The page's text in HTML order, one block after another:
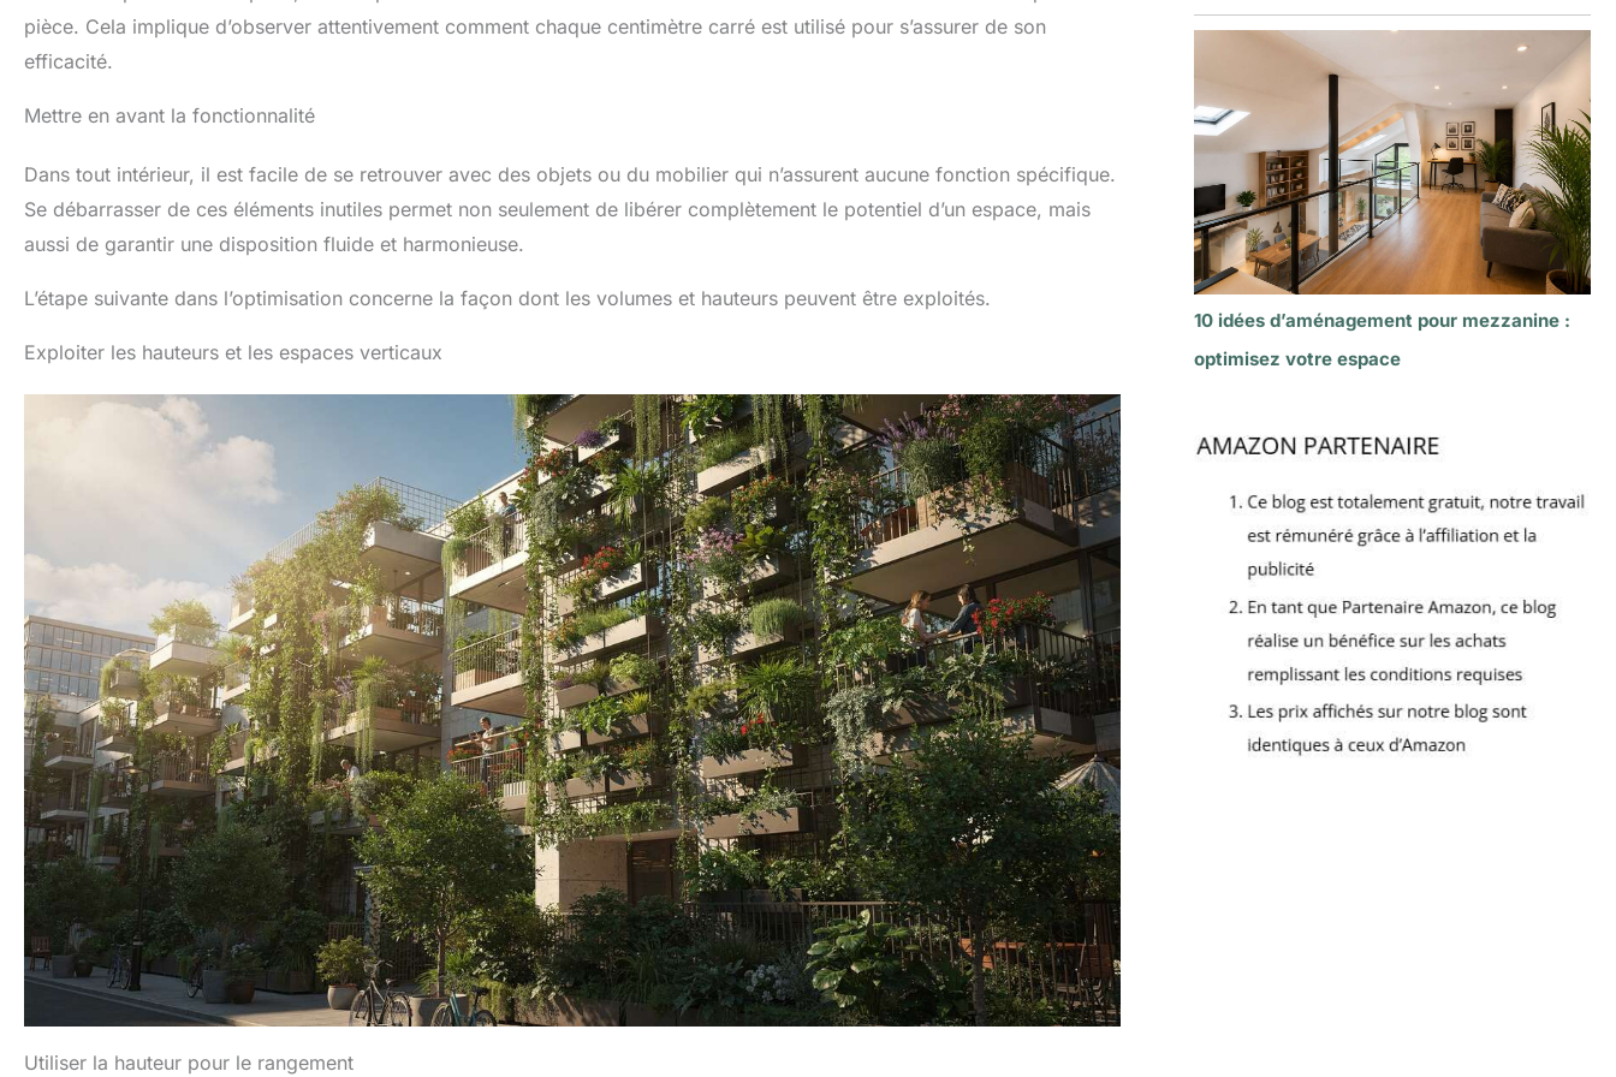
pièce. Cela implique d’observer attentivement comment chaque centimètre carré est utilisé pour s’assurer de son
efficacité.
Mettre en avant la fonctionnalité
Dans tout intérieur, il est facile de se retrouver avec des objets ou du mobilier qui n’assurent aucune fonction spécifique.
Se débarrasser de ces éléments inutiles permet non seulement de libérer complètement le potentiel d’un espace, mais
aussi de garantir une disposition fluide et harmonieuse.
L’étape suivante dans l’optimisation concerne la façon dont les volumes et hauteurs peuvent être exploités.
Exploiter les hauteurs et les espaces verticaux
Utiliser la hauteur pour le rangement
10 idées d’aménagement pour mezzanine :
optimisez votre espace